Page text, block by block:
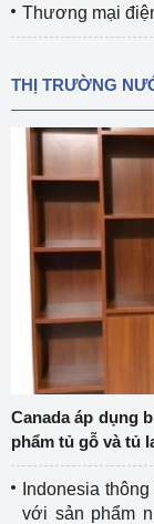
Thương mại
THỊ TRƯỜNG
Canada áp dụng
phẩm tủ gỗ và tủ
Indonesia
với sản phẩm